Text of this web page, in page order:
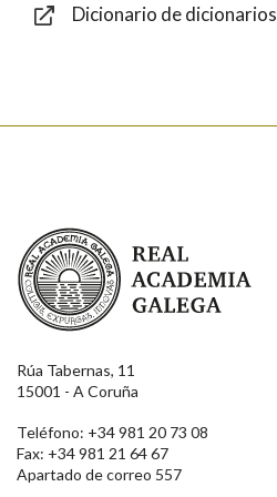
Dicionario de dicionarios
Real Academia Galega
Rúa Tabernas, 11
15001 - A Coruña
Teléfono: +34 981 20 73 08
Fax: +34 981 21 64 67
Apartado de correo 557